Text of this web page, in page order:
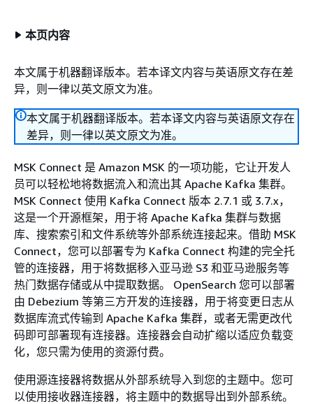
本页内容
本文属于机器翻译版本。若本译文内容与英语原文存在差
异，则一律以英文原文为准。
本文属于机器翻译版本。若本译文内容与英语原文存在
差异，则一律以英文原文为准。
MSK Connect 是 Amazon MSK 的一项功能，它让开发人
员可以轻松地将数据流入和流出其 Apache Kafka 集群。
MSK Connect 使用 Kafka Connect 版本 2.7.1 或 3.7.x，
这是一个开源框架，用于将 Apache Kafka 集群与数据
库、搜索索引和文件系统等外部系统连接起来。借助 MSK
Connect，您可以部署专为 Kafka Connect 构建的完全托
管的连接器，用于将数据移入亚马逊 S3 和亚马逊服务等
热门数据存储或从中提取数据。 OpenSearch 您可以部署
由 Debezium 等第三方开发的连接器，用于将变更日志从
数据库流式传输到 Apache Kafka 集群，或者无需更改代
码即可部署现有连接器。连接器会自动扩缩以适应负载变
化，您只需为使用的资源付费。
使用源连接器将数据从外部系统导入到您的主题中。您可
以使用接收器连接器，将主题中的数据导出到外部系统。